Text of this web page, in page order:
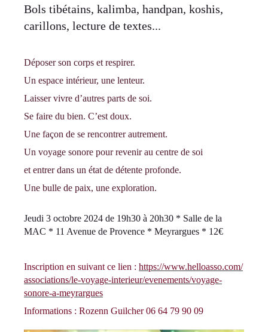
Bols tibétains, kalimba, handpan, koshis,
carillons, lecture de textes...
Déposer son corps et respirer.
Un espace intérieur, une lenteur.
Laisser vivre d’autres parts de soi.
Se faire du bien. C’est doux.
Une façon de se rencontrer autrement.
Un voyage sonore pour revenir au centre de soi
et entrer dans un état de détente profonde.
Une bulle de paix, une exploration.
Jeudi 3 octobre 2024 de 19h30 à 20h30 * Salle de la
MAC * 11 Avenue de Provence * Meyrargues * 12€
Inscription en suivant ce lien : https://www.helloasso.com/
associations/le-voyage-interieur/evenements/voyage-
sonore-a-meyrargues
Informations : Rozenn Guilcher 06 64 79 90 09